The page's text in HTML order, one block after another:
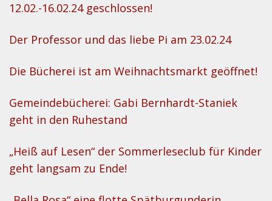
12.02.-16.02.24 geschlossen!
Der Professor und das liebe Pi am 23.02.24
Die Bücherei ist am Weihnachtsmarkt geöffnet!
Gemeindebücherei: Gabi Bernhardt-Staniek
geht in den Ruhestand
„Heiß auf Lesen“ der Sommerleseclub für Kinder
geht langsam zu Ende!